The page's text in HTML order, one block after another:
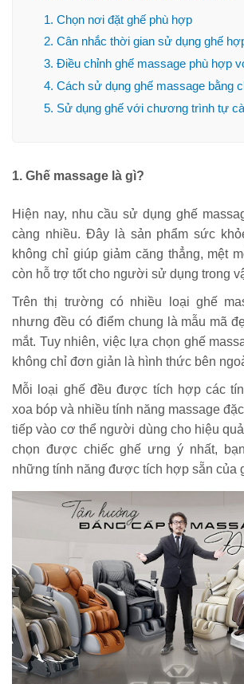
1. Chọn nơi đặt ghế phù hợp
2. Cân nhắc thời gian sử dụng ghế
3. Điều chỉnh ghế massage phù hợp
4. Cách sử dụng ghế massage bằng
5. Sử dụng ghế với chương trình tự
1. Ghế massage là gì?
Hiện nay, nhu cầu sử dụng ghế
càng nhiều. Đây là sản phẩm sức
không chỉ giúp giảm căng thẳng, mệt
còn hỗ trợ tốt cho người sử dụng trong
Trên thị trường có nhiều loại ghế
nhưng đều có điểm chung là mẫu mã
mắt. Tuy nhiên, việc lựa chọn ghế
không chỉ đơn giản là hình thức bên
Mỗi loại ghế đều được tích hợp các
xoa bóp và nhiều tính năng massage
tiếp vào cơ thể người dùng cho hiệu
chọn được chiếc ghế ưng ý nhất,
những tính năng được tích hợp sẵn của